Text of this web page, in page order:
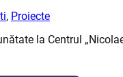
, Proiecte
la Centrul